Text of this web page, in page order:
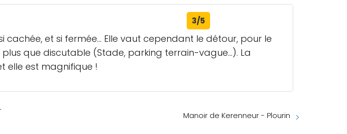
3/5
et si fermée... Elle vaut cependant le détour, pour le
que discutable (Stade, parking terrain-vague...). La
elle est magnifique !
Manoir de Kerenneur - Plourin